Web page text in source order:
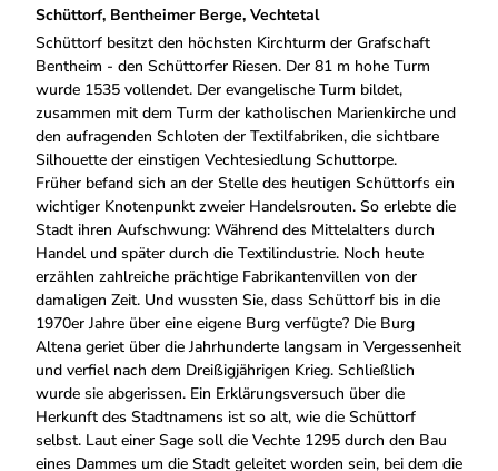
Schüttorf, Bentheimer Berge, Vechtetal
Schüttorf besitzt den höchsten Kirchturm der Grafschaft
Bentheim - den Schüttorfer Riesen. Der 81 m hohe Turm
wurde 1535 vollendet. Der evangelische Turm bildet,
zusammen mit dem Turm der katholischen Marienkirche und
den aufragenden Schloten der Textilfabriken, die sichtbare
Silhouette der einstigen Vechtesiedlung Schuttorpe.
Früher befand sich an der Stelle des heutigen Schüttorfs ein
wichtiger Knotenpunkt zweier Handelsrouten. So erlebte die
Stadt ihren Aufschwung: Während des Mittelalters durch
Handel und später durch die Textilindustrie. Noch heute
erzählen zahlreiche prächtige Fabrikantenvillen von der
damaligen Zeit. Und wussten Sie, dass Schüttorf bis in die
1970er Jahre über eine eigene Burg verfügte? Die Burg
Altena geriet über die Jahrhunderte langsam in Vergessenheit
und verfiel nach dem Dreißigjährigen Krieg. Schließlich
wurde sie abgerissen. Ein Erklärungsversuch über die
Herkunft des Stadtnamens ist so alt, wie die Schüttorf
selbst. Laut einer Sage soll die Vechte 1295 durch den Bau
eines Dammes um die Stadt geleitet worden sein, bei dem die